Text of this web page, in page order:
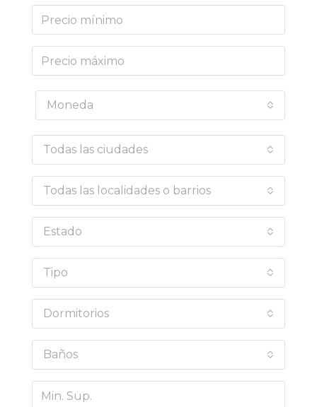
Moneda
Todas las ciudades
Todas las localidades o barrios
Estado
Tipo
Dormitorios
Baños